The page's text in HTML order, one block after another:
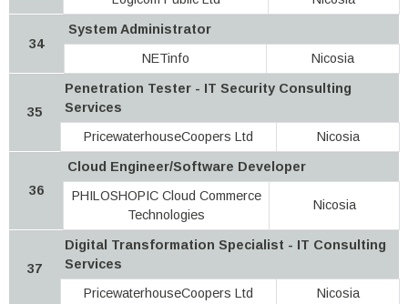
34
System Administrator
NETinfo
Nicosia
35
Penetration Tester - IT Security Consulting
Services
PricewaterhouseCoopers Ltd
Nicosia
36
Cloud Engineer/Software Developer
PHILOSHOPIC Cloud Commerce
Technologies
Nicosia
37
Digital Transformation Specialist - IT Consulting
Services
PricewaterhouseCoopers Ltd
Nicosia